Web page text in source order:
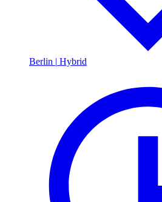
Berlin | Hybrid